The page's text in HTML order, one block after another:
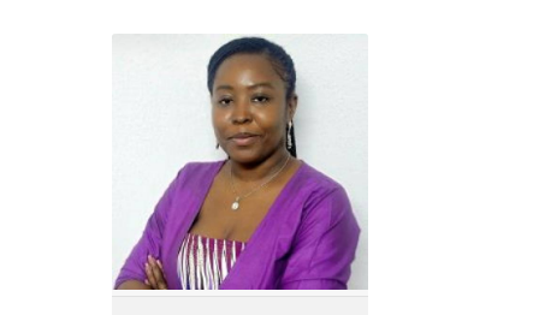
Alida Ouedraogo
Chargée de projet Amorçage
Alida Ouedraogo occupe le
poste de chargée de projet
Amorçage au sein de Sinergi
Burkina.